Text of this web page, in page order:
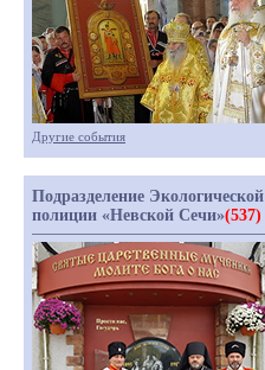
Другие события
Подразделение Экологической
полиции «Невской Сечи»(537)